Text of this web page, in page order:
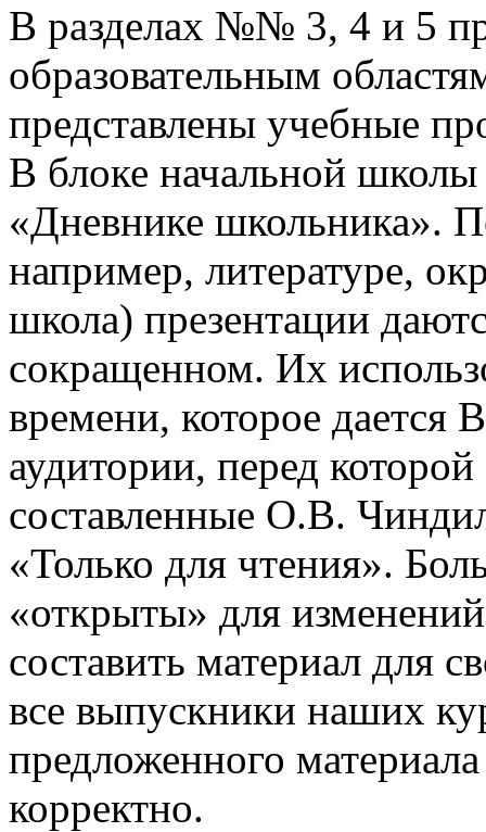
В разделах №№ 3, 4 и 5
образовательным
представлены учебные
В блоке начальной
«Дневнике школьника».
например, литературе,
школа) презентации
сокращенном. Их
времени, которое дается
аудитории, перед
составленные О.В.
«Только для чтения».
«открыты» для
составить материал для
все выпускники наших
предложенного
корректно.